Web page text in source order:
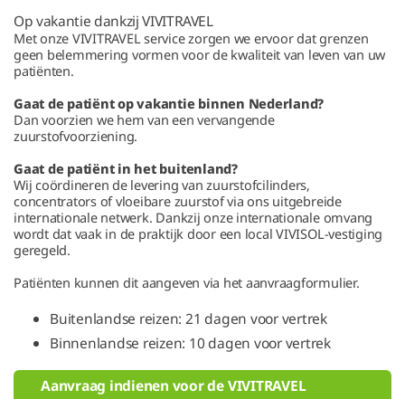
Op vakantie dankzij VIVITRAVEL
Met onze VIVITRAVEL service zorgen we ervoor dat grenzen
geen belemmering vormen voor de kwaliteit van leven van uw
patiënten.
Gaat de patiënt op vakantie binnen Nederland?
Dan voorzien we hem van een vervangende
zuurstofvoorziening.
Gaat de patiënt in het buitenland?
Wij coördineren de levering van zuurstofcilinders,
concentrators of vloeibare zuurstof via ons uitgebreide
internationale netwerk. Dankzij onze internationale omvang
wordt dat vaak in de praktijk door een local VIVISOL-vestiging
geregeld.
Patiënten kunnen dit aangeven via het aanvraagformulier.
Buitenlandse reizen: 21 dagen voor vertrek
Binnenlandse reizen: 10 dagen voor vertrek
Aanvraag indienen voor de VIVITRAVEL